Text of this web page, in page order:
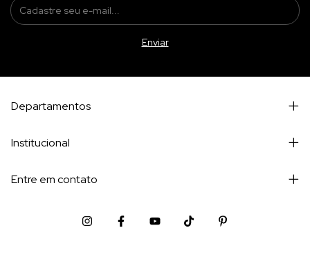
Departamentos
Institucional
Entre em contato